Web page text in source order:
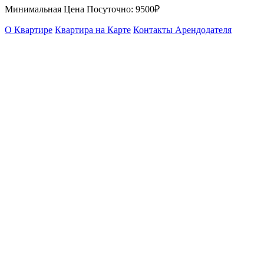
Минимальная Цена Посуточно: 9500₽
О Квартире Квартира на Карте Контакты Арендодателя